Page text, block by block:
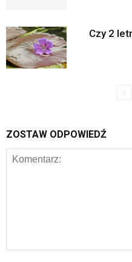
Czy 2
ZOSTAW ODPOWIEDŹ